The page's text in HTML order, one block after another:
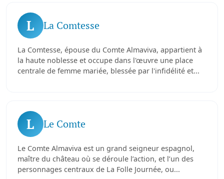
L La Comtesse
La Comtesse, épouse du Comte Almaviva, appartient à
la haute noblesse et occupe dans l'œuvre une place
centrale de femme mariée, blessée par l'infidélité et...
L Le Comte
Le Comte Almaviva est un grand seigneur espagnol,
maître du château où se déroule l’action, et l’un des
personnages centraux de La Folle Journée, ou...